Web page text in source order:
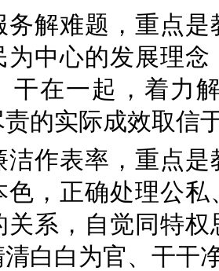
难题，重点是
为中心的发展理
干在一起，着力
的实际成效取信
表率，重点是
色，正确处理公
关系，自觉同特
白白为官、干干